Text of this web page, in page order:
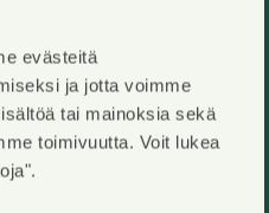
evästeitä
ja jotta voimme
tai mainoksia sekä
toimivuutta. Voit lukea